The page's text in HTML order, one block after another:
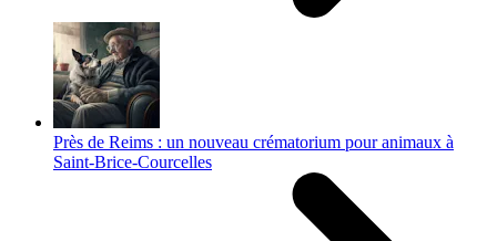
Près de Reims : un nouveau crématorium pour animaux à
Saint-Brice-Courcelles